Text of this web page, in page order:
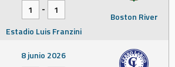
Boston River
1
-
1
Estadio Luis Franzini
8 junio 2026